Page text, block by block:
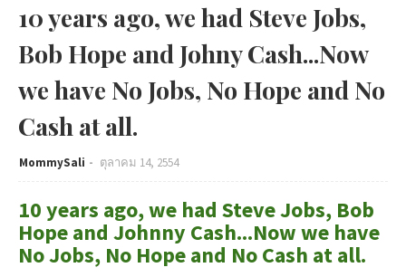
10 years ago, we had Steve Jobs,
Bob Hope and Johny Cash...Now
we have No Jobs, No Hope and No
Cash at all.
MommySali ตุลาคม 14, 2554
10 years ago, we had Steve Jobs, Bob
Hope and Johnny Cash...Now we have
No Jobs, No Hope and No Cash at all.